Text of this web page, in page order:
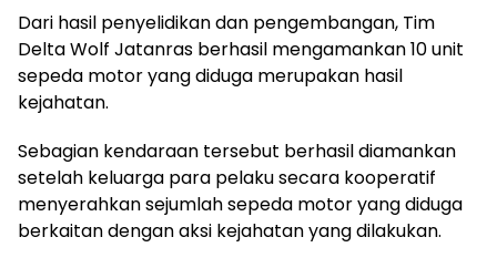
Dari hasil penyelidikan dan pengembangan, Tim
Delta Wolf Jatanras berhasil mengamankan 10 unit
sepeda motor yang diduga merupakan hasil
kejahatan.
Sebagian kendaraan tersebut berhasil diamankan
setelah keluarga para pelaku secara kooperatif
menyerahkan sejumlah sepeda motor yang diduga
berkaitan dengan aksi kejahatan yang dilakukan.